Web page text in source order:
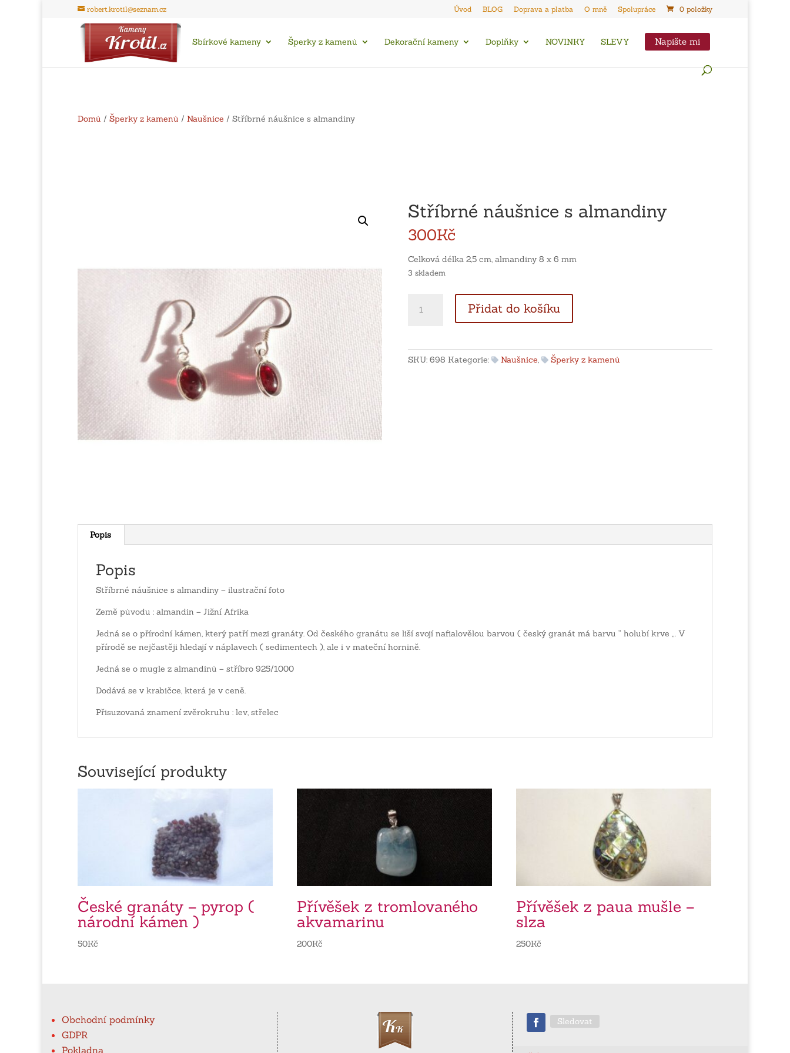
robert.krotil@seznam.cz Úvod BLOG Doprava a platba O mně Spolupráce 0 položky
Sbírkové kameny Šperky z kamenů Dekorační kameny Doplňky NOVINKY SLEVY Napište mi
Domů / Šperky z kamenů / Naušnice / Stříbrné náušnice s almandiny
Stříbrné náušnice s almandiny
300Kč
Celková délka 2,5 cm, almandiny 8 x 6 mm
3 skladem
náušnice
Přidat do košíku
SKU: 698 Kategorie: Naušnice, Šperky z kamenů
Popis
Popis
Stříbrné náušnice s almandiny – ilustrační foto
Země původu : almandin – Jižní Afrika
Jedná se o přírodní kámen, který patří mezi granáty. Od českého granátu se liší svojí nafialovělou barvou ( český granát má barvu “ holubí krve „. V
přírodě se nejčastěji hledají v náplavech ( sedimentech ), ale i v mateční hornině.
Jedná se o mugle z almandinů – stříbro 925/1000
Dodává se v krabičce, která je v ceně.
Přisuzovaná znamení zvěrokruhu : lev, střelec
Související produkty
České granáty – pyrop (
národní kámen )
50Kč
Přívěšek z tromlovaného
akvamarinu
200Kč
Přívěšek z paua mušle –
slza
250Kč
Obchodní podmínky
GDPR
Pokladna
Sledovat